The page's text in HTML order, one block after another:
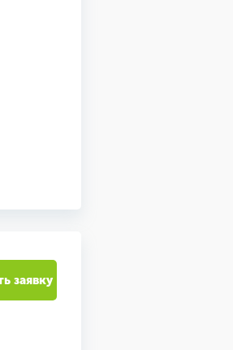
заявку